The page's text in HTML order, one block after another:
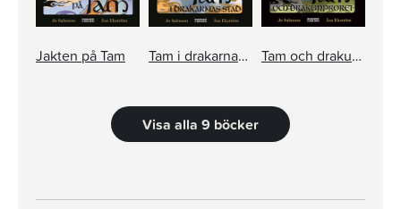
Jakten på Tam Tam i drakarnas stad Tam och drakupproret
Visa alla 9 böcker